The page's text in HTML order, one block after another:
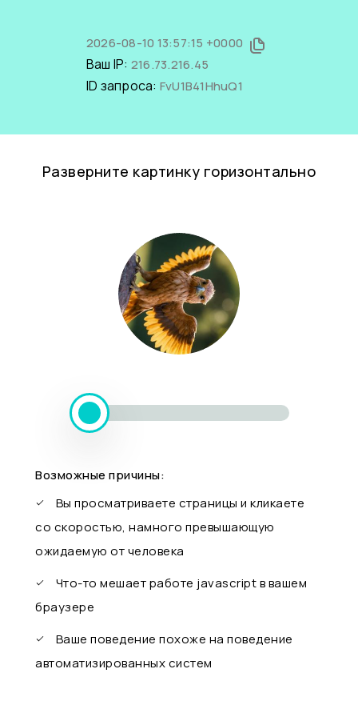
2026-08-10 13:57:15 +0000
Ваш IP: 216.73.216.45
ID запроса: FvU1B41HhuQ1
Разверните картинку горизонтально
Возможные причины:
Вы просматриваете страницы и кликаете
со скоростью, намного превышающую
ожидаемую от человека
Что-то мешает работе javascript в вашем
браузере
Ваше поведение похоже на поведение
автоматизированных систем